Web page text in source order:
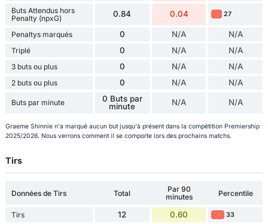
Buts Attendus hors
Penalty (npxG)
0.84 0.04 27
Penaltys marqués 0 N/A N/A
Triplé 0 N/A N/A
3 buts ou plus 0 N/A N/A
2 buts ou plus 0 N/A N/A
Buts par minute
0 Buts par
minute
N/A N/A
Graeme Shinnie n'a marqué aucun but jusqu'à présent dans la compétition Premiership
2025/2026. Nous verrons comment il se comporte lors des prochains matchs.
Tirs
Données de Tirs Total
Par 90
minutes
Percentile
Tirs 12 0.60 33